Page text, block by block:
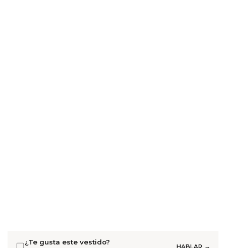
¿Te gusta este vestido?
HABLAR →